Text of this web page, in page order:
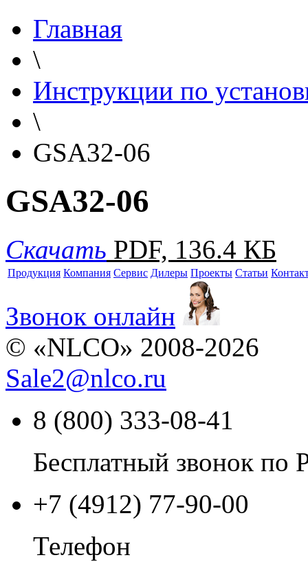
Главная
\
Инструкции по
\
GSA32-06
GSA32-06
Скачать PDF, 136.4 КБ
Продукция Компания Сервис Дилеры Проекты Статьи
Звонок онлайн
© «NLCO» 2008-2026
Sale2@nlco.ru
8 (800) 333-08-41
Бесплатный звонок по
+7 (4912) 77-90-00
Телефон